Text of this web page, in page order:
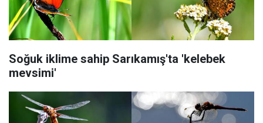
Soğuk iklime sahip Sarıkamış'ta 'kelebek
mevsimi'